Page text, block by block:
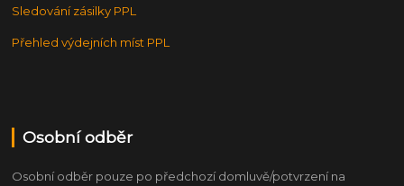
Sledování zásilky PPL
Přehled výdejních míst PPL
Osobní odběr
Osobní odběr pouze po předchozí domluvě/potvrzení na